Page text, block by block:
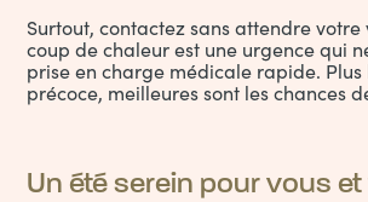
Surtout, contactez sans attendre
coup de chaleur est une urgence qui
prise en charge médicale rapide. Plus
précoce, meilleures sont les chances
Un été serein pour vous